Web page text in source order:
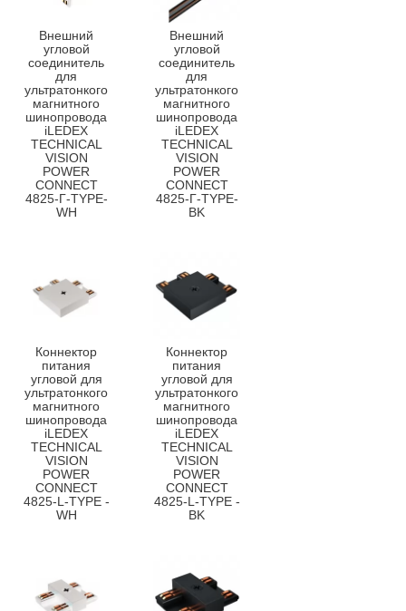
Внешний
угловой
соединитель
для
ультратонкого
магнитного
шинопровода
iLEDEX
TECHNICAL
VISION
POWER
CONNECT
4825-Г-TYPE-
WH
Внешний
угловой
соединитель
для
ультратонкого
магнитного
шинопровода
iLEDEX
TECHNICAL
VISION
POWER
CONNECT
4825-Г-TYPE-
BK
Коннектор
питания
угловой для
ультратонкого
магнитного
шинопровода
iLEDEX
TECHNICAL
VISION
POWER
CONNECT
4825-L-TYPE -
WH
Коннектор
питания
угловой для
ультратонкого
магнитного
шинопровода
iLEDEX
TECHNICAL
VISION
POWER
CONNECT
4825-L-TYPE -
BK